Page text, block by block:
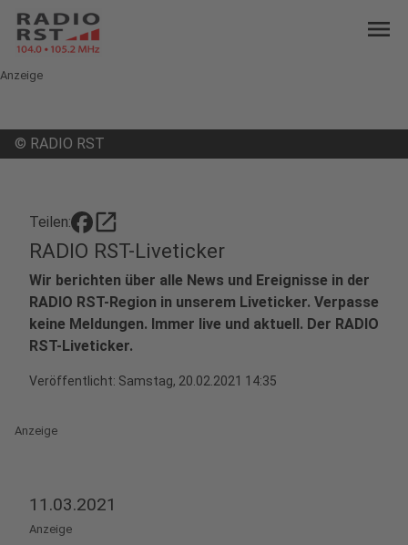
menu
Anzeige
© RADIO RST
Teilen: open_in_new
RADIO RST-Liveticker
Wir berichten über alle News und Ereignisse in der
RADIO RST-Region in unserem Liveticker. Verpasse
keine Meldungen. Immer live und aktuell. Der RADIO
RST-Liveticker.
Veröffentlicht: Samstag, 20.02.2021 14:35
Anzeige
11.03.2021
Anzeige